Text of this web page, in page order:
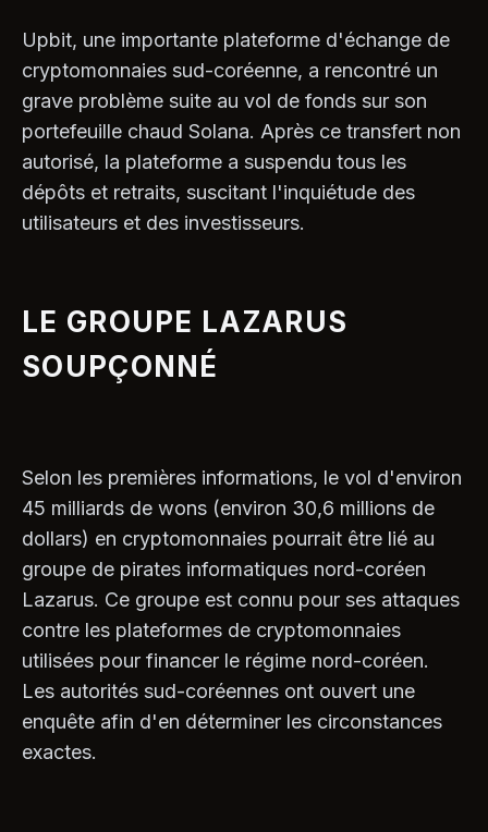
Upbit, une importante plateforme d'échange de
cryptomonnaies sud-coréenne, a rencontré un
grave problème suite au vol de fonds sur son
portefeuille chaud Solana. Après ce transfert non
autorisé, la plateforme a suspendu tous les
dépôts et retraits, suscitant l'inquiétude des
utilisateurs et des investisseurs.
LE GROUPE LAZARUS
SOUPÇONNÉ
Selon les premières informations, le vol d'environ
45 milliards de wons (environ 30,6 millions de
dollars) en cryptomonnaies pourrait être lié au
groupe de pirates informatiques nord-coréen
Lazarus. Ce groupe est connu pour ses attaques
contre les plateformes de cryptomonnaies
utilisées pour financer le régime nord-coréen.
Les autorités sud-coréennes ont ouvert une
enquête afin d'en déterminer les circonstances
exactes.